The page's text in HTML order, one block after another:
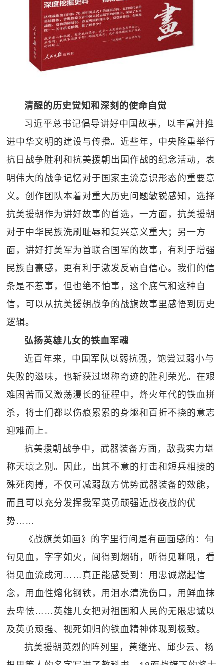
清醒的历史觉知和深刻的使命自觉
习近平总书记倡导讲好中国故事，以丰富并推
进中华文明的建设与传播。近些年，中央隆重举行
抗日战争胜利和抗美援朝出国作战的纪念活动，表
明伟大的战争记忆对于国家主流意识形态的重要意
义。创作团队本着对重大历史问题敏锐感知，选择
抗美援朝作为讲好故事的首选，一方面，抗美援朝
对于中华民族洗刷耻辱和复兴意义重大；另一方
面，讲好打美军为首联合国军的故事，有利于增强
民族自豪感，更有利于激发反霸自信心。我们的信
条是不惹事，但也绝不怕事，这个底气和这种自
信，可以从抗美援朝战争的战旗故事里感悟到历史
逻辑。
弘扬英雄儿女的铁血军魂
近百年来，中国军队以弱抗强，饱尝过弱小与
失败的滋味，也斩获过堪称奇迹的胜利荣光。在艰
难困苦而又激荡漫长的征程中，烽火年代的铁血拼
杀，将士们都以伤痕累累的身躯和百折不挠的意志
迎难而上。
抗美援朝战争中，武器装备方面，敌我实力堪
称天壤之别。因此，出其不意的打击和短兵相接的
殊死肉搏，不仅可减弱敌方优势武器装备的效能，
而且可以充分发挥我军英勇顽强近战夜战的优
势……
《战旗美如画》的字里行间是有画面感的：句
句见血，字字如火，闻得到烟硝，听得见嘶吼，看
得见血流成河……真正能感受到：用忠诚燃起信
念，用血性熔化钢铁，用泪水清洗伤口，用鲜血抹
去卑怯……英雄儿女把对祖国和人民的无限忠诚以
及英勇顽强、视死如归的铁血精神体现到极致。
抗美援朝英烈的阵列里，黄继光、邱少云、杨